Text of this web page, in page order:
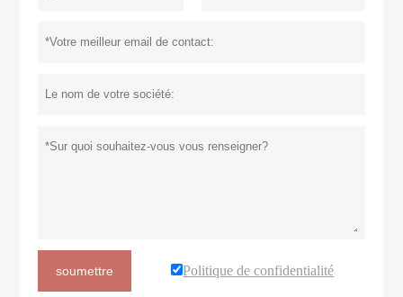
soumettre Politique de confidentialité